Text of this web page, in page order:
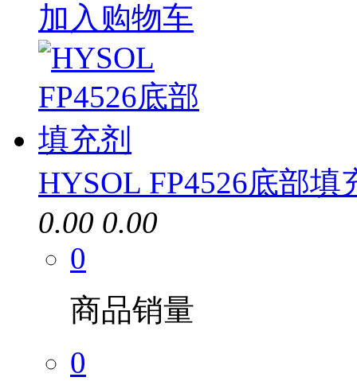
加入购物车
HYSOL FP4526底部填
0.00 0.00
0
商品销量
0